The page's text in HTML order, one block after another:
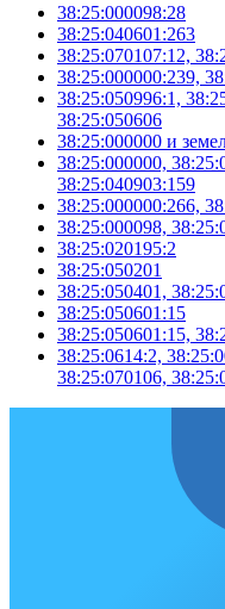
38:25:000098:28
38:25:040601:263
38:25:070107:12,
38:25:000000:239,
38:25:050996:1,
38:25:050606
38:25:000000 и
38:25:000000,
38:25:040903:159
38:25:000000:266,
38:25:000098,
38:25:020195:2
38:25:050201
38:25:050401,
38:25:050601:15
38:25:050601:15,
38:25:0614:2,
38:25:070106,